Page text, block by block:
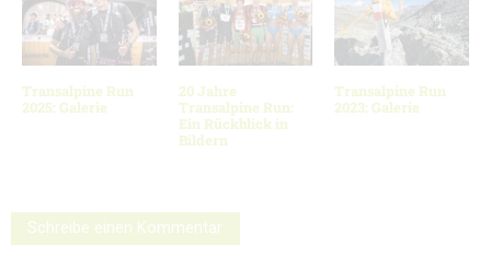
Transalpine Run
2025: Galerie
20 Jahre
Transalpine Run:
Ein Rückblick in
Bildern
Transalpine Run
2023: Galerie
Schreibe einen Kommentar